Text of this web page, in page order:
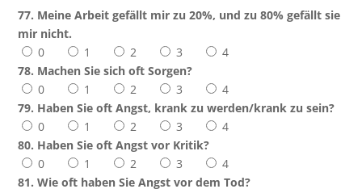
77. Meine Arbeit gefällt mir zu 20%, und zu 80% gefällt sie
mir nicht.
0
1 2 3
4
78. Machen Sie sich oft Sorgen?
0
1 2 3
4
79. Haben Sie oft Angst, krank zu werden/krank zu sein?
0
1 2 3
4
80. Haben Sie oft Angst vor Kritik?
0
1 2 3
4
81. Wie oft haben Sie Angst vor dem Tod?